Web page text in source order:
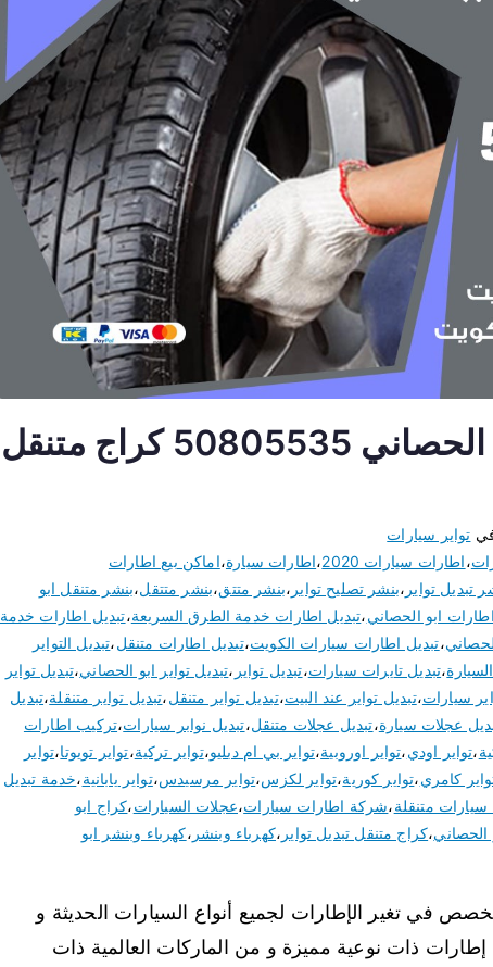
تبديل اطارات سيارات ابو الحصاني 50805535 كراج متنقل
تواير سيارات
،اطارات سيارات 2020 ،اطارات سيارة،اماكن بيع اطارات
تبديل تواير ،بنشر تصليح تواير ،بنشر متتق،بنشر متتقل،بنشر متنقل ابو
ابو الحصاني،تبديل اطارات خدمة الطرق السريعة،تبديل اطارات خدمة
،تبديل اطارات سيارات الكويت،تبديل اطارات متنقل،تبديل التواير
،تبديل تايرات سيارات،تبديل تواير ،تبديل تواير ابو الحصاني،تبديل تواير
سيارات،تبديل تواير عند البيت،تبديل تواير متنقل،تبديل تواير متنقلة،تبديل
عجلات سيارة،تبديل عجلات متنقل،تبديل نوابر سيارات،تركيب اطارات
،تواير اودي،تواير اوروبية،تواير بي ام دبليو،تواير تركية،تواير تويوتا،تواير
كامري،تواير كورية،تواير لكزس،تواير مرسيدس،تواير يابانية،خدمة تبديل
متنقلة،شركة اطارات سيارات،عجلات السيارات،كراج ابو
الحصاني،كراج متنقل تبديل تواير ،كهرباء وبنشر ،كهرباء وبنشر ابو
في تغير الإطارات لجميع أنواع السيارات الحديثة و
إطارات ذات نوعية مميزة و من الماركات العالمية ذات